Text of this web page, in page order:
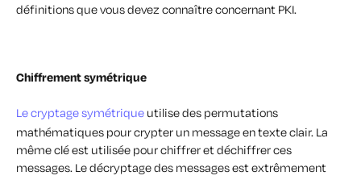
définitions que vous devez connaître concernant PKI.
Chiffrement symétrique
Le cryptage symétrique utilise des permutations
mathématiques pour crypter un message en texte clair. La
même clé est utilisée pour chiffrer et déchiffrer ces
messages. Le décryptage des messages est extrêmement